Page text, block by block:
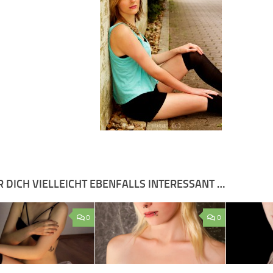
DICH VIELLEICHT EBENFALLS INTERESSANT …
0 0